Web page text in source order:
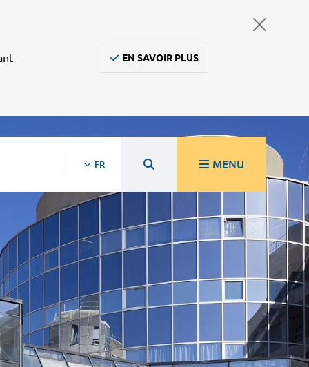
EN SAVOIR PLUS
FR MENU